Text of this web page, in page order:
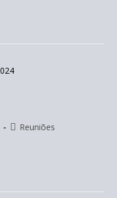
Reuniões